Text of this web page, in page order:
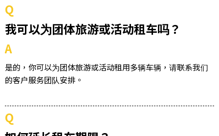
Q
我可以为团体旅游或活动租车吗？
A
是的，你可以为团体旅游或活动租用多辆车辆，请联系我们
的客户服务团队安排。
Q